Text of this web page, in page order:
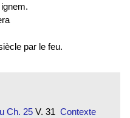
par le feu.
Ch. 25 V. 31 Contexte